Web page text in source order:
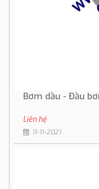
Bơm dầu - Đầu
Liên hệ
11-11-2021